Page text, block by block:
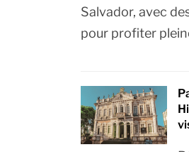
Salvador, avec
pour profiter